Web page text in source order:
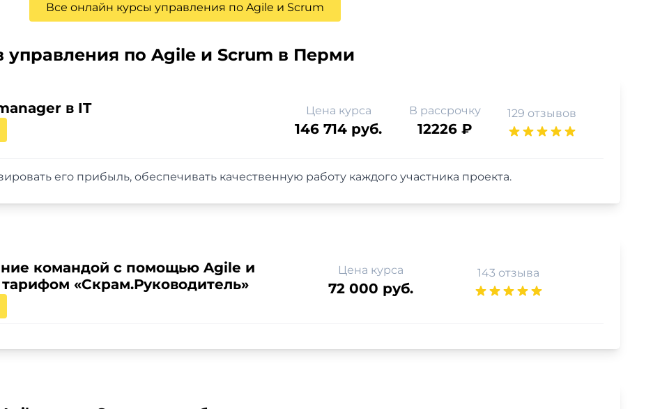
Все онлайн курсы управления по Agile и Scrum
по Agile и Scrum в Перми
в IT Цена курса
146 714 руб.
В рассрочку
12226 ₽
129 отзывов
его прибыль, обеспечивать качественную работу каждого участника проекта.
командой с помощью Agile и
«Скрам.Руководитель»
Цена курса
72 000 руб.
143 отзыва